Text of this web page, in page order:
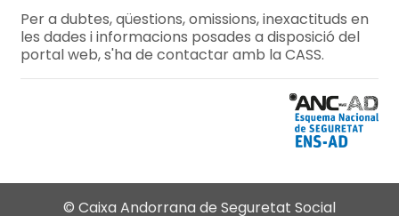
Per a dubtes, qüestions, omissions, inexactituds en
les dades i informacions posades a disposició del
portal web, s'ha de contactar amb la CASS.
© Caixa Andorrana de Seguretat Social